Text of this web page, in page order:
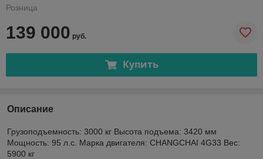
Розница
139 000 руб.
Купить
Описание
Грузоподъемность: 3000 кг Высота подъема: 3420 мм
Мощность: 95 л.с. Марка двигателя: CHANGCHAI 4G33 Вес:
5900 кг